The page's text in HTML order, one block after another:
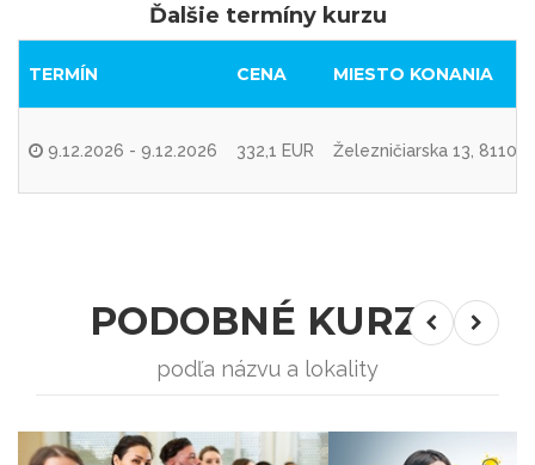
Ďalšie termíny kurzu
TERMÍN CENA MIESTO KONANIA
9.12.2026 - 9.12.2026 332,1 EUR Železničiarska 13, 81104
PODOBNÉ KURZY
podľa názvu a lokality